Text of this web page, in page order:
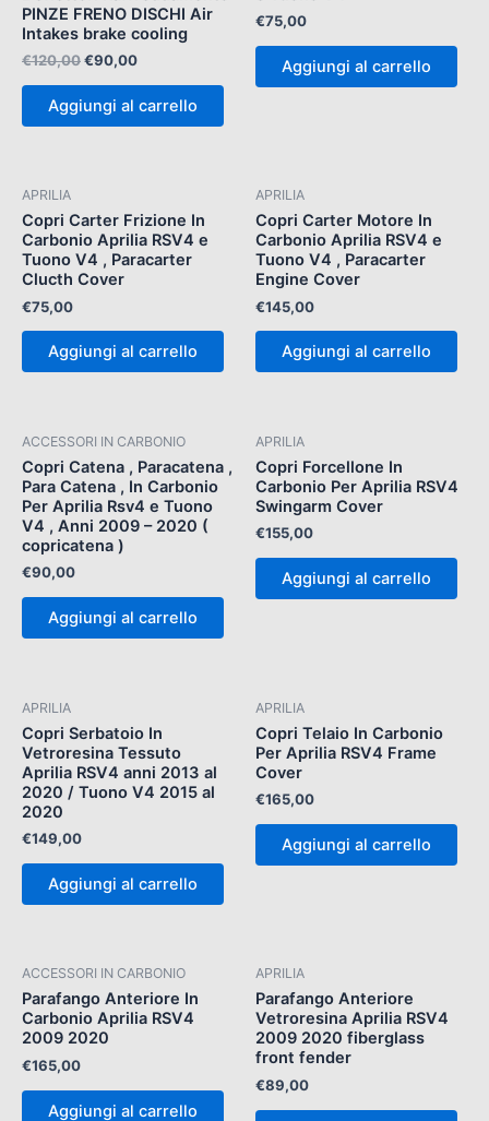
PINZE FRENO DISCHI Air
Intakes brake cooling
€120,00€90,00
Aggiungi al carrello
€75,00
Aggiungi al carrello
APRILIA
Copri Carter Frizione In
Carbonio Aprilia RSV4 e
Tuono V4 , Paracarter
Clucth Cover
€75,00
Aggiungi al carrello
APRILIA
Copri Carter Motore In
Carbonio Aprilia RSV4 e
Tuono V4 , Paracarter
Engine Cover
€145,00
Aggiungi al carrello
ACCESSORI IN CARBONIO
Copri Catena , Paracatena ,
Para Catena , In Carbonio
Per Aprilia Rsv4 e Tuono
V4 , Anni 2009 – 2020 (
copricatena )
€90,00
Aggiungi al carrello
APRILIA
Copri Forcellone In
Carbonio Per Aprilia RSV4
Swingarm Cover
€155,00
Aggiungi al carrello
APRILIA
Copri Serbatoio In
Vetroresina Tessuto
Aprilia RSV4 anni 2013 al
2020 / Tuono V4 2015 al
2020
€149,00
Aggiungi al carrello
APRILIA
Copri Telaio In Carbonio
Per Aprilia RSV4 Frame
Cover
€165,00
Aggiungi al carrello
ACCESSORI IN CARBONIO
Parafango Anteriore In
Carbonio Aprilia RSV4
2009 2020
€165,00
Aggiungi al carrello
APRILIA
Parafango Anteriore
Vetroresina Aprilia RSV4
2009 2020 fiberglass
front fender
€89,00